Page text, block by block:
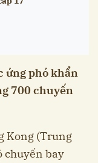
ứng phó khẩn
700 chuyến
Kong (Trung
chuyến bay